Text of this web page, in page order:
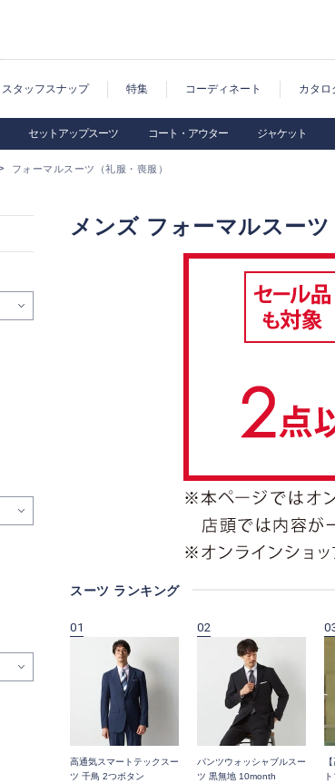
スタッフスナップ 特集 コーディネート カタロ
セットアップスーツ コート・アウター ジャケット
フォーマルスーツ（礼服・喪服）
メンズ フォーマルスーツ
スーツ ランキング
01
高通気スマートテックスー
ツ 千鳥 2つボタン
02
パンツウォッシャブルスー
ツ 黒無地 10month